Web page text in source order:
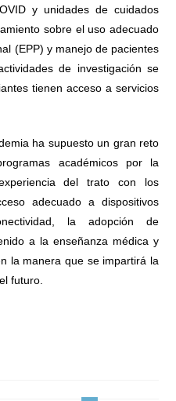
y unidades de cuidados
sobre el uso adecuado
(EPP) y manejo de pacientes
de investigación se
tienen acceso a servicios
ha supuesto un gran reto
académicos por la
del trato con los
adecuado a dispositivos
la adopción de
a la enseñanza médica y
la manera que se impartirá la
futuro.